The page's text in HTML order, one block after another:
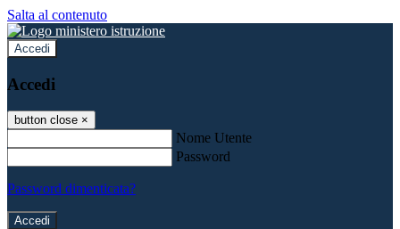
Salta al contenuto
Accedi
Accedi
button close ×
Nome Utente
Password
Password dimenticata?